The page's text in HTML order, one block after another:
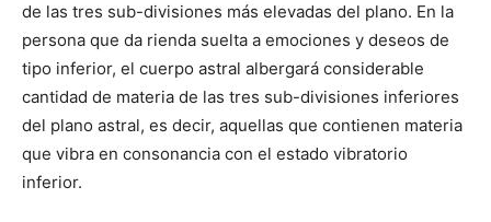
de las tres sub-divisiones más elevadas del plano. En la
persona que da rienda suelta a emociones y deseos de
tipo inferior, el cuerpo astral albergará considerable
cantidad de materia de las tres sub-divisiones inferiores
del plano astral, es decir, aquellas que contienen materia
que vibra en consonancia con el estado vibratorio
inferior.